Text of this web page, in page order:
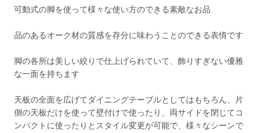
可動式の脚を使って様々な使い方のできる素敵なお品
品のあるオーク材の質感を存分に味わうことのできる表情です
脚の各所は美しい絞りで仕上げられていて、飾りすぎない優雅
な一面を持ちます
天板の全面を広げてダイニングテーブルとしてはもちろん、片
側の天板だけを使って壁付けで使ったり、両サイドを閉じてコ
ンパクトに使ったりとスタイル変更が可能で、様々なシーンで